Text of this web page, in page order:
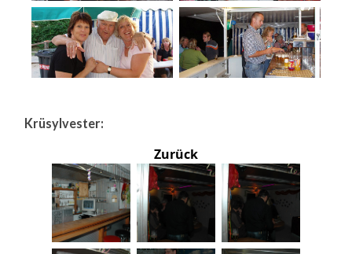
Krüsylvester:
Zurück